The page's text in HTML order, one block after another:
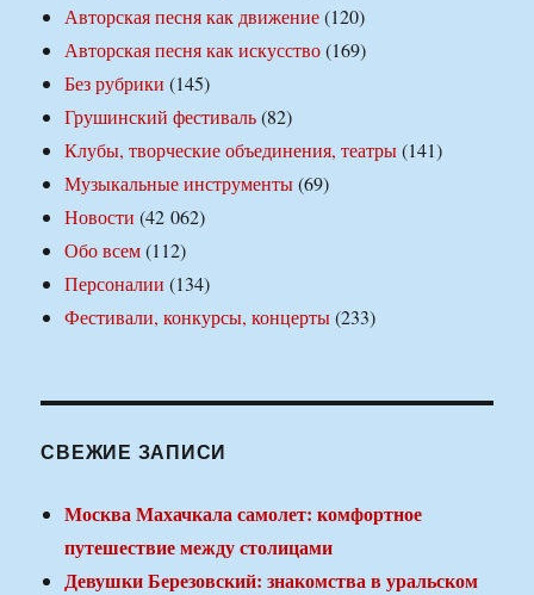
Авторская песня как движение(120)
Авторская песня как искусство(169)
Без рубрики (145)
Грушинский фестиваль(82)
Клубы, творческие объединения, театры(141)
Музыкальные инструменты(69)
Новости (42 062)
Обо всем(112)
Персоналии (134)
Фестивали, конкурсы, концерты(233)
СВЕЖИЕ ЗАПИСИ
Москва Махачкала самолет: комфортное
путешествие между столицами
Девушки Березовский: знакомства в уральском